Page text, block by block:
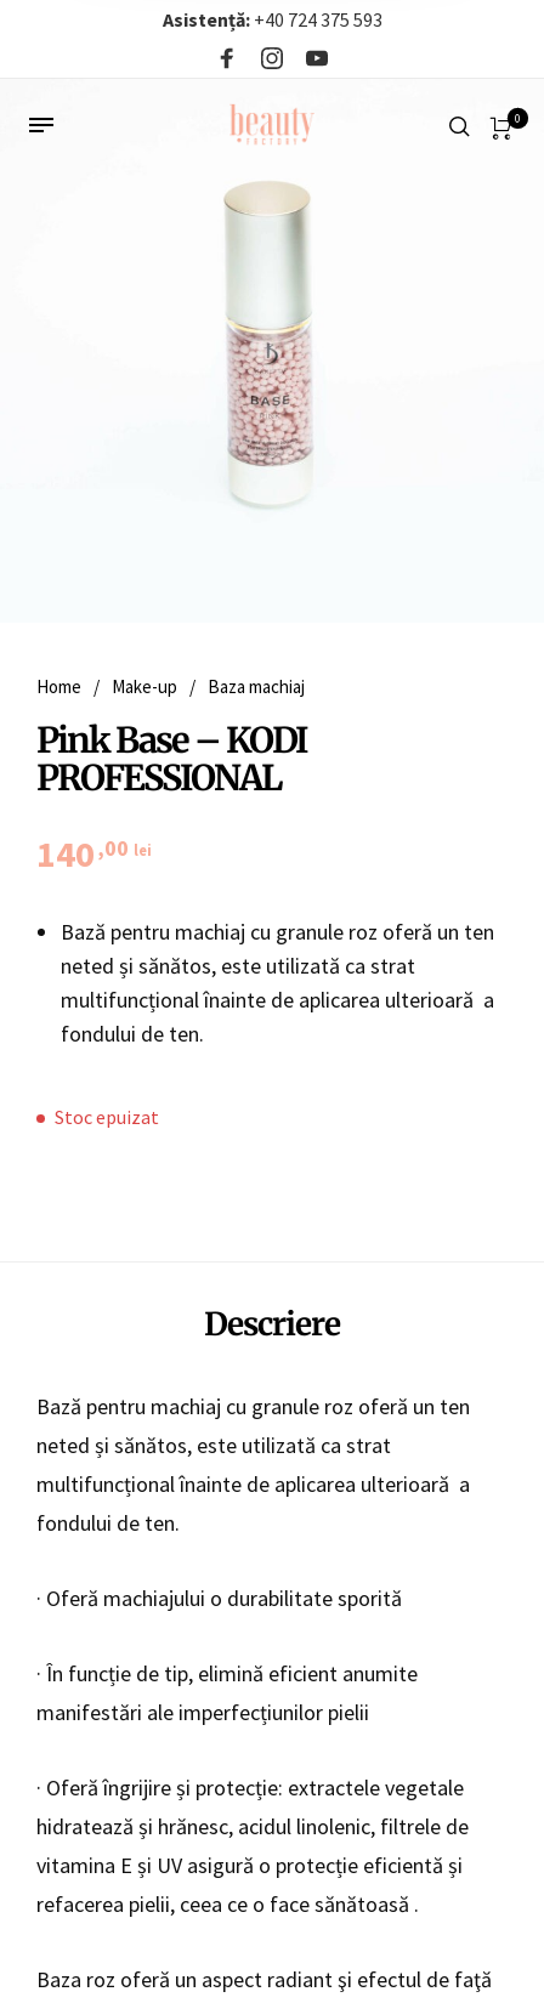
Asistență: +40 724 375 593‬
0
Home / Make-up / Baza machiaj
Pink Base – KODI
PROFESSIONAL
140,00 lei
Bază pentru machiaj cu granule roz oferă un ten
neted și sănătos, este utilizată ca strat
multifuncțional înainte de aplicarea ulterioară a
fondului de ten.
Stoc epuizat
Descriere
Bază pentru machiaj cu granule roz oferă un ten
neted și sănătos, este utilizată ca strat
multifuncțional înainte de aplicarea ulterioară a
fondului de ten.
· Oferă machiajului o durabilitate sporită
· În funcție de tip, elimină eficient anumite
manifestări ale imperfecțiunilor pielii
· Oferă îngrijire și protecție: extractele vegetale
hidratează și hrănesc, acidul linolenic, filtrele de
vitamina E și UV asigură o protecție eficientă și
refacerea pielii, ceea ce o face sănătoasă .
Baza roz oferă un aspect radiant şi efectul de faţă